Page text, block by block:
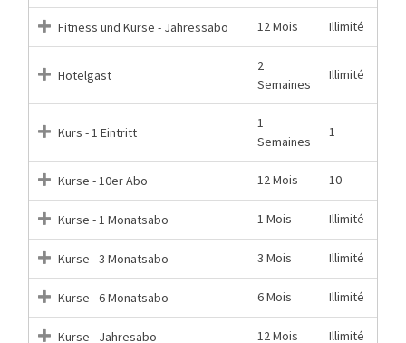
Fitness und Kurse - Jahressabo 12 Mois Illimité
Hotelgast
2
Semaines
Illimité
Kurs - 1 Eintritt
1
Semaines
1
Kurse - 10er Abo 12 Mois 10
Kurse - 1 Monatsabo 1 Mois Illimité
Kurse - 3 Monatsabo 3 Mois Illimité
Kurse - 6 Monatsabo 6 Mois Illimité
Kurse - Jahresabo 12 Mois Illimité